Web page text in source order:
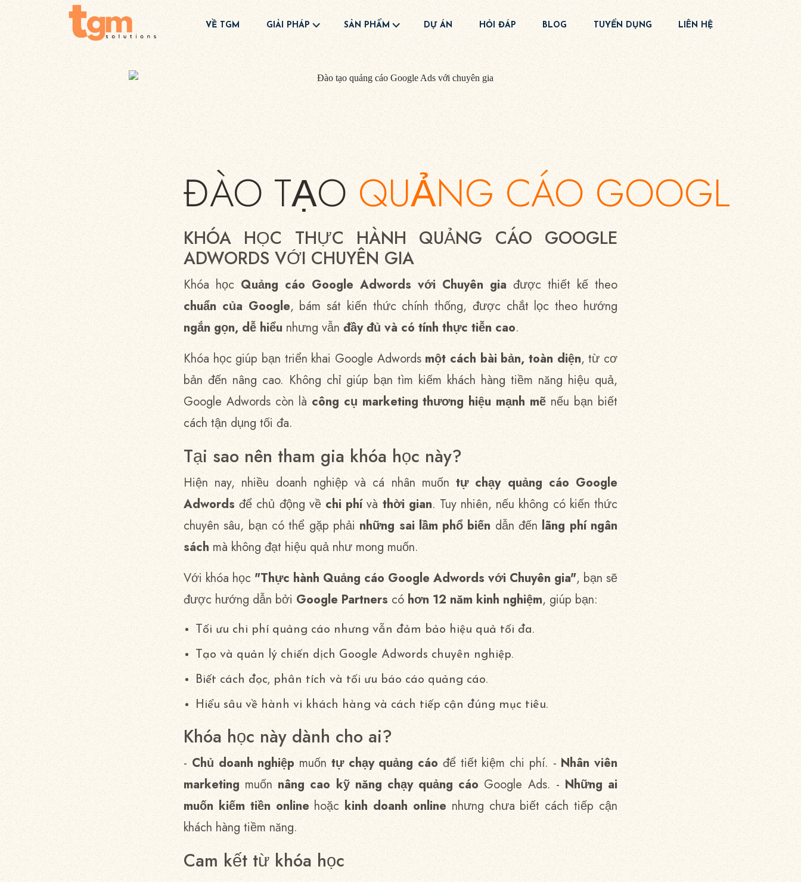
VỀ TGM GIẢI PHÁP SẢN PHẨM DỰ ÁN HỎI ĐÁP BLOG TUYỂN DỤNG LIÊN HỆ
ĐÀO TẠO QUẢNG CÁO GOOGLE
KHÓA HỌC THỰC HÀNH QUẢNG CÁO GOOGLE
ADWORDS VỚI CHUYÊN GIA
Khóa học Quảng cáo Google Adwords với Chuyên gia được thiết kế theo
chuẩn của Google, bám sát kiến thức chính thống, được chắt lọc theo hướng
ngắn gọn, dễ hiểu nhưng vẫnđầy đủ và có tính thực tiễn cao.
Khóa học giúp bạn triển khai Google Adwords một cách bài bản, toàn diện, từ cơ
bản đến nâng cao. Không chỉ giúp bạn tìm kiếm khách hàng tiềm năng hiệu quả,
Google Adwords còn làcông cụ marketing thương hiệu mạnh mẽnếu bạn biết
cách tận dụng tối đa.
Tại sao nên tham gia khóa học này?
Hiện nay, nhiều doanh nghiệp và cá nhân muốntự chạy quảng cáo Google
Adwords để chủ động về chi phívà thời gian. Tuy nhiên, nếu không có kiến thức
chuyên sâu, bạn có thể gặp phải những sai lầm phổ biếndẫn đến lãng phí ngân
sáchmà không đạt hiệu quả như mong muốn.
Với khóa học"Thực hành Quảng cáo Google Adwords với Chuyên gia", bạn sẽ
được hướng dẫn bởi Google Partners có hơn 12 năm kinh nghiệm, giúp bạn:
Tối ưu chi phí quảng cáo nhưng vẫn đảm bảo hiệu quả tối đa.
Tạo và quản lý chiến dịch Google Adwords chuyên nghiệp.
Biết cách đọc, phân tích và tối ưu báo cáo quảng cáo.
Hiểu sâu về hành vi khách hàng và cách tiếp cận đúng mục tiêu.
Khóa học này dành cho ai?
- Chủ doanh nghiệp muốn tự chạy quảng cáo để tiết kiệm chi phí. - Nhân viên
marketing muốn nâng cao kỹ năng chạy quảng cáo Google Ads. - Những ai
muốn kiếm tiền onlinehoặckinh doanh online nhưng chưa biết cách tiếp cận
khách hàng tiềm năng.
Cam kết từ khóa học